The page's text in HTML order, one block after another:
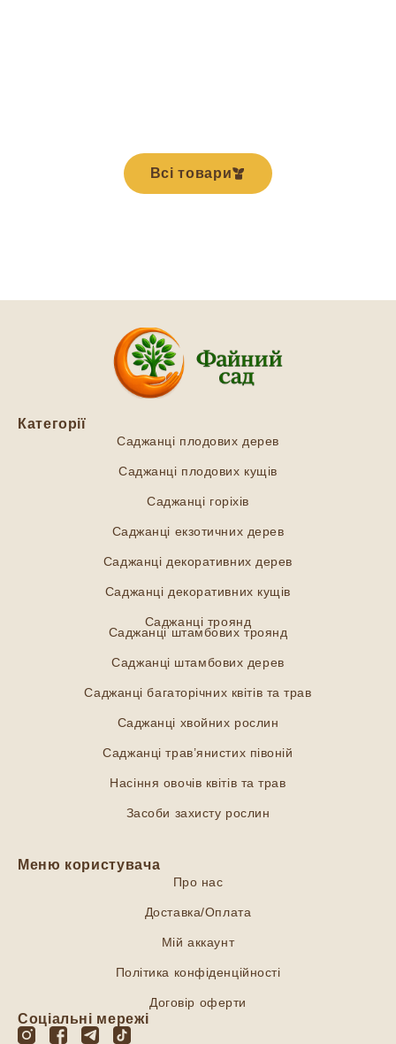
Всі товари
Категорії
Саджанці плодових дерев
Саджанці плодових кущів
Саджанці горіхів
Саджанці екзотичних дерев
Саджанці декоративних дерев
Саджанці декоративних кущів
Саджанці троянд
Саджанці штамбових троянд
Саджанці штамбових дерев
Саджанці багаторічних квітів та трав
Саджанці хвойних рослин
Саджанці трав’янистих півоній
Насіння овочів квітів та трав
Засоби захисту рослин
Меню користувача
Про нас
Доставка/Оплата
Мій аккаунт
Політика конфіденційності
Договір оферти
Соціальні мережі